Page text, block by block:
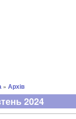
» Архів
2024